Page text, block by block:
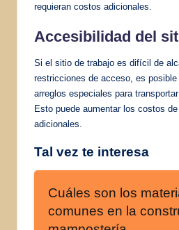
requieran costos adicionales.
Accesibilidad del
Si el sitio de trabajo es difícil de
restricciones de acceso, es posible
arreglos especiales para
Esto puede aumentar los costos
adicionales.
Tal vez te interesa
Cuáles son los
comunes en la